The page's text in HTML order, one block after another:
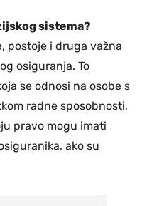
sistema?
postoje i druga važna
osiguranja. To
se odnosi na osobe s
radne sposobnosti,
pravo mogu imati
ako su